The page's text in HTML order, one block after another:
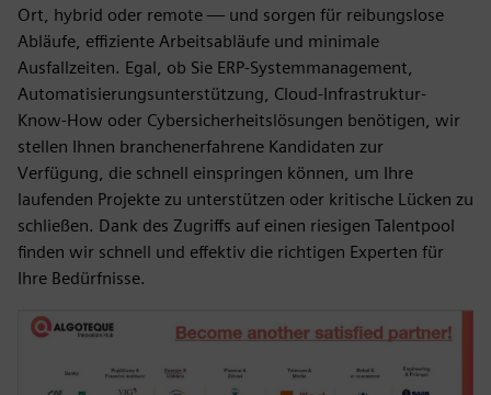
Ort, hybrid oder remote — und sorgen für reibungslose
Abläufe, effiziente Arbeitsabläufe und minimale
Ausfallzeiten. Egal, ob Sie ERP-Systemmanagement,
Automatisierungsunterstützung, Cloud-Infrastruktur-
Know-How oder Cybersicherheitslösungen benötigen, wir
stellen Ihnen branchenerfahrene Kandidaten zur
Verfügung, die schnell einspringen können, um Ihre
laufenden Projekte zu unterstützen oder kritische Lücken zu
schließen. Dank des Zugriffs auf einen riesigen Talentpool
finden wir schnell und effektiv die richtigen Experten für
Ihre Bedürfnisse.